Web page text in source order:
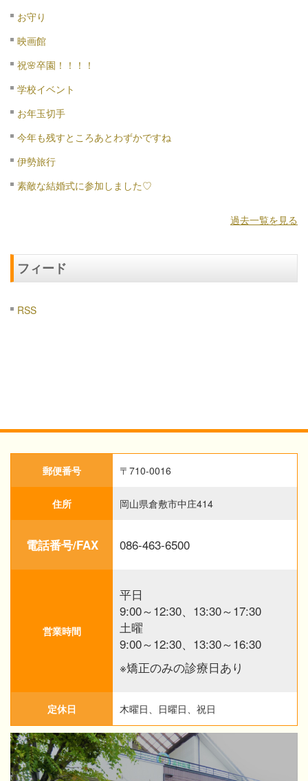
お守り
映画館
祝🌸卒園！！！！
学校イベント
お年玉切手
今年も残すところあとわずかですね
伊勢旅行
素敵な結婚式に参加しました♡
過去一覧を見る
フィード
RSS
郵便番号 〒710-0016
住所 岡山県倉敷市中庄414
電話番号/FAX 086-463-6500
営業時間
平日
9:00～12:30、13:30～17:30
土曜
9:00～12:30、13:30～16:30
※矯正のみの診療日あり
定休日 木曜日、日曜日、祝日